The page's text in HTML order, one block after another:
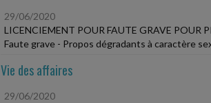
29/06/2020
LICENCIEMENT POUR FAUTE GRAVE POUR
Faute grave - Propos dégradants à caractère
Vie des affaires
29/06/2020